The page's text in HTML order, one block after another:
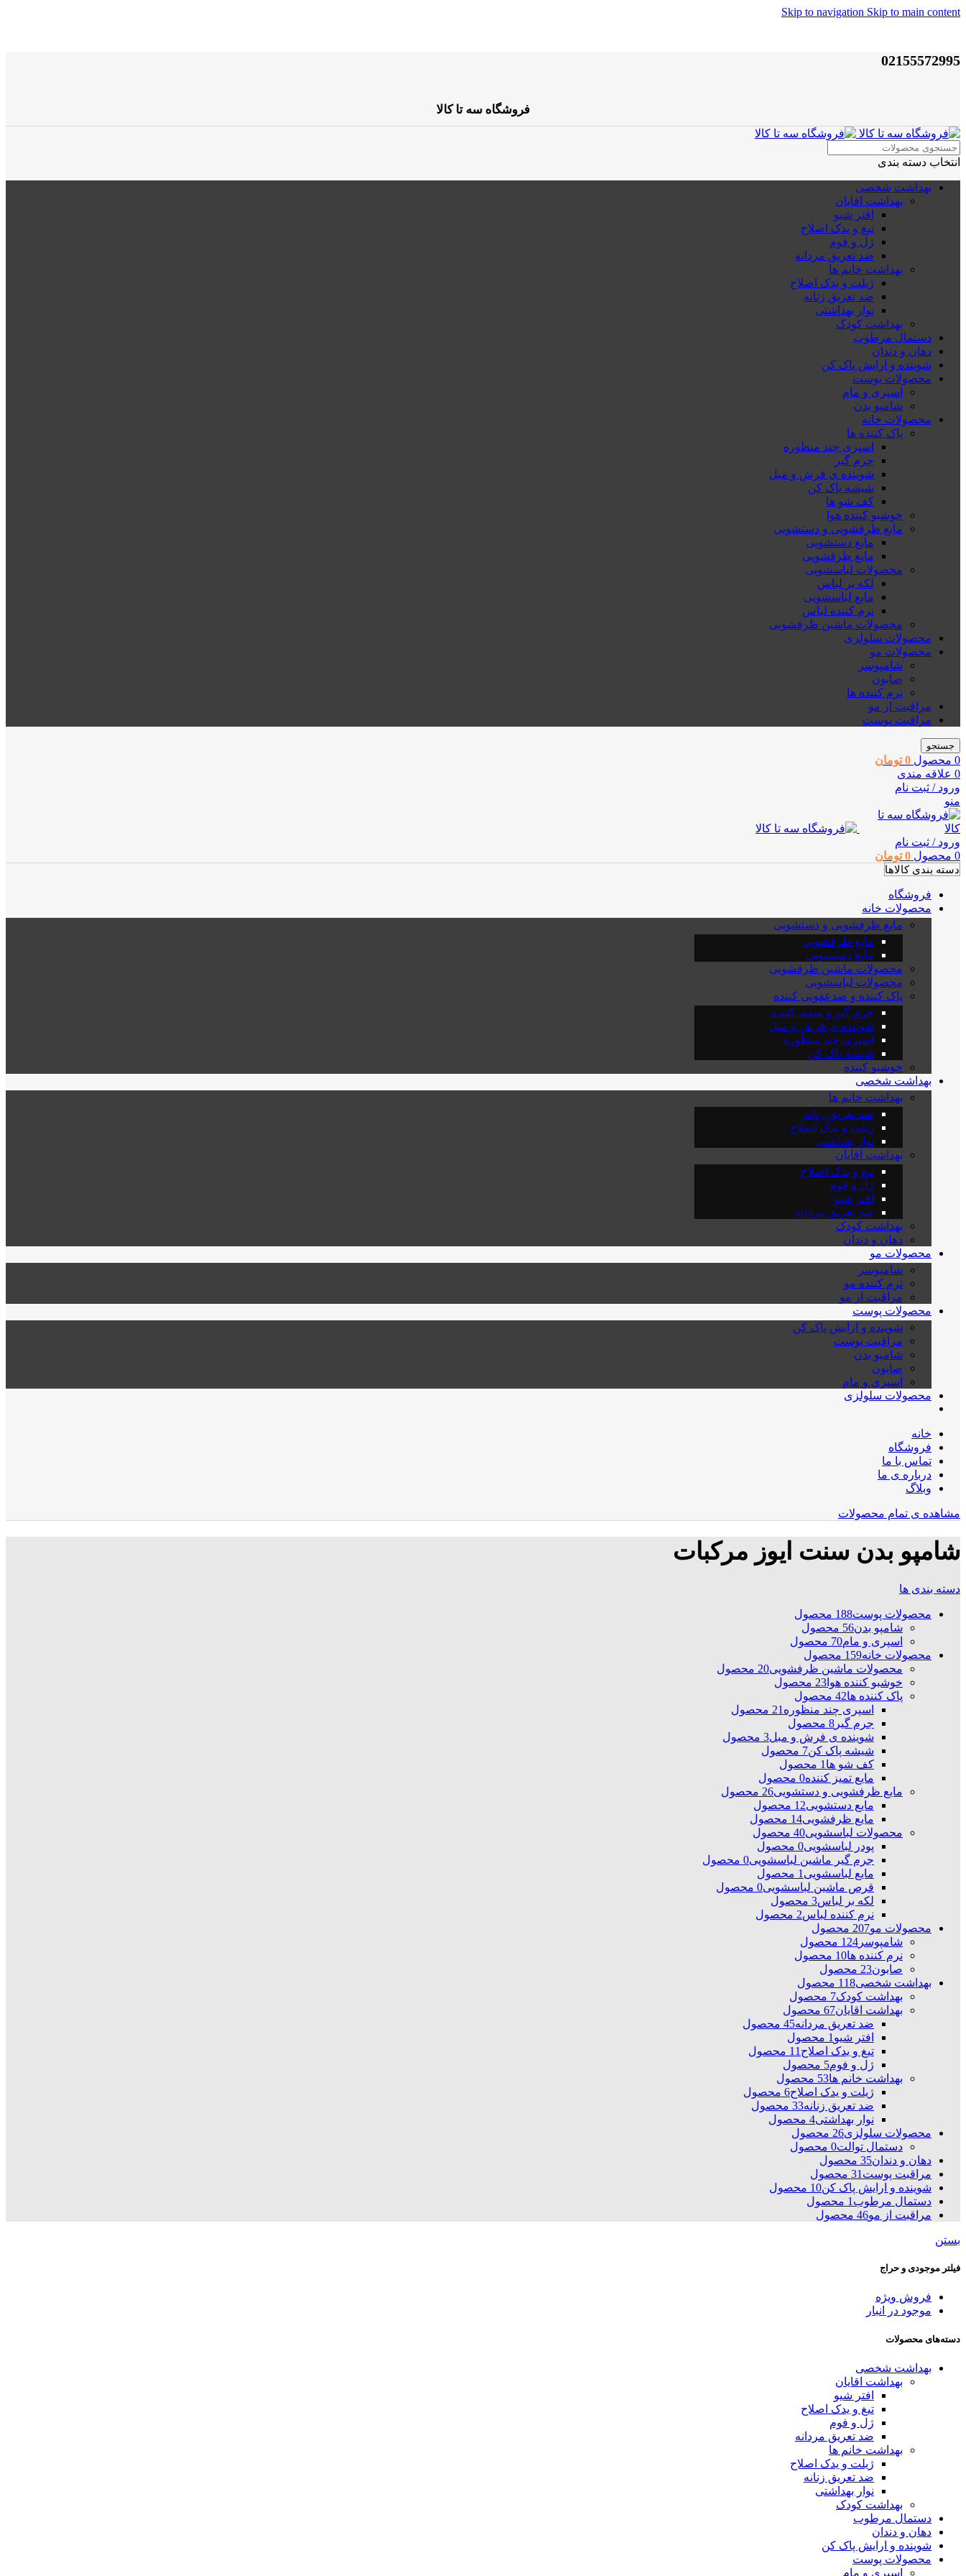
Skip to navigation Skip to main content
02155572995
فروشگاه سه تا کالا
انتخاب دسته بندی
بهداشت شخصی
بهداشت اقایان
افتر شیو
تیغ و یدک اصلاح
ژل و فوم
ضد تعریق مردانه
بهداشت خانم ها
ژیلت و یدک اصلاح
ضد تعریق زنانه
نوار بهداشتی
بهداشت کودک
دستمال مرطوب
دهان و دندان
شوینده و ارایش پاک کن
محصولات پوست
اسپری و مام
شامپو بدن
محصولات خانه
پاک کننده ها
اسپری چند منظوره
جرم گیر
شوینده ی فرش و مبل
شیشه پاک کن
کف شو ها
خوشبو کننده هوا
مایع ظرفشویی و دستشویی
مایع دستشویی
مایع ظرفشویی
محصولات لباسشویی
لکه بر لباس
مایع لباسشویی
نرم کننده لباس
محصولات ماشین ظرفشویی
محصولات سلولزی
محصولات مو
شامپوسر
صابون
نرم کننده ها
مراقبت از مو
مراقبت پوست
جستجو
0 محصول 0 تومان
0 علاقه مندی
ورود / ثبت نام
منو
ورود / ثبت نام
0 محصول 0 تومان
دسته بندی کالاها
فروشگاه
محصولات خانه
مایع ظرفشویی و دستشویی
مایع ظرفشویی
مایع دستشویی
محصولات ماشین ظرفشویی
محصولات لباسشویی
پاک کننده و ضدعفونی کننده
جرم گیر و سفید کننده
شوینده ی فرش و مبل
اسپری چند منظوره
شیشه پاک کن
خوشبو کننده
بهداشت شخصی
بهداشت خانم ها
ضد تعریق زنانه
ژیلت و یدک اصلاح
نوار بهداشتی
بهداشت اقایان
تیغ و یدک اصلاح
ژل و فوم
افتر شیو
ضد تعریق مردانه
بهداشت کودک
دهان و دندان
محصولات مو
شامپوسر
نرم کننده مو
مراقبت از مو
محصولات پوست
شوینده و ارایش پاک کن
مراقبت پوست
شامپو بدن
صابون
اسپری و مام
محصولات سلولزی
خانه
فروشگاه
تماس با ما
درباره ی ما
وبلاگ
مشاهده ی تمام محصولات
شامپو بدن سنت ایوز مرکبات
دسته بندی ها
محصولات پوست188 محصول
شامپو بدن56 محصول
اسپری و مام70 محصول
محصولات خانه159 محصول
محصولات ماشین ظرفشویی20 محصول
خوشبو کننده هوا 23 محصول
پاک کننده ها42 محصول
اسپری چند منظوره 21 محصول
جرم گیر 8 محصول
شوینده ی فرش و مبل3 محصول
شیشه پاک کن7 محصول
کف شو ها 1 محصول
مایع تمیز کننده0 محصول
مایع ظرفشویی و دستشویی26 محصول
مایع دستشویی12 محصول
مایع ظرفشویی14 محصول
محصولات لباسشویی40 محصول
پودر لباسشویی0 محصول
جرم گیر ماشین لباسشویی0 محصول
مایع لباسشویی 1 محصول
قرص ماشین لباسشویی0 محصول
لکه بر لباس3 محصول
نرم کننده لباس2 محصول
محصولات مو207 محصول
شامپوسر 124 محصول
نرم کننده ها10 محصول
صابون23 محصول
بهداشت شخصی118 محصول
بهداشت کودک7 محصول
بهداشت اقایان67 محصول
ضد تعریق مردانه45 محصول
افتر شیو 1 محصول
تیغ و یدک اصلاح 11 محصول
ژل و فوم5 محصول
بهداشت خانم ها53 محصول
ژیلت و یدک اصلاح6 محصول
ضد تعریق زنانه33 محصول
نوار بهداشتی4 محصول
محصولات سلولزی26 محصول
دستمال توالت0 محصول
دهان و دندان35 محصول
مراقبت پوست 31 محصول
شوینده و ارایش پاک کن10 محصول
دستمال مرطوب 1 محصول
مراقبت از مو46 محصول
بستن
فیلتر موجودی و حراج
فروش ویژه
موجود در انبار
دسته‌های محصولات
بهداشت شخصی
بهداشت اقایان
افتر شیو
تیغ و یدک اصلاح
ژل و فوم
ضد تعریق مردانه
بهداشت خانم ها
ژیلت و یدک اصلاح
ضد تعریق زنانه
نوار بهداشتی
بهداشت کودک
دستمال مرطوب
دهان و دندان
شوینده و ارایش پاک کن
محصولات پوست
اسپری و مام